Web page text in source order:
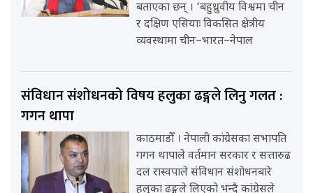
बताएका छन् । ‘बहुध्रुवीय विश्वमा चीन
र दक्षिण एसियाः विकसित क्षेत्रीय
व्यवस्थामा चीन–भारत–नेपाल
संविधान संशोधनको विषय हलुका ढङ्गले लिनु गलत :
गगन थापा
काठमाडौँ । नेपाली कांग्रेसका सभापति
गगन थापाले वर्तमान सरकार र सत्तारुढ
दल रास्वपाले संविधान संशोधनबारे
हलुका ढङ्गले लिएको भन्दै कांग्रेसले